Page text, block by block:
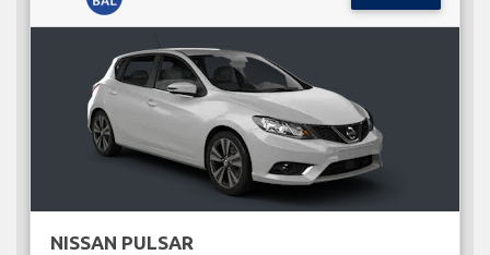
NISSAN PULSAR